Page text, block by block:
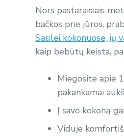
Nors pastaraisiais
bačkos prie jūros,
Saulei kokonuose, jų
kaip bebūtų keista,
Miegosite apie
pakankamai
Į savo kokoną
Viduje